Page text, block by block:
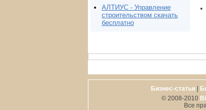
АЛТИУС - Управление
строительством скачать
бесплатно
Бизнес-статьи|
© 2008-2010
Все